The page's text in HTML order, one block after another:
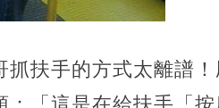
抓扶手的方式太離譜